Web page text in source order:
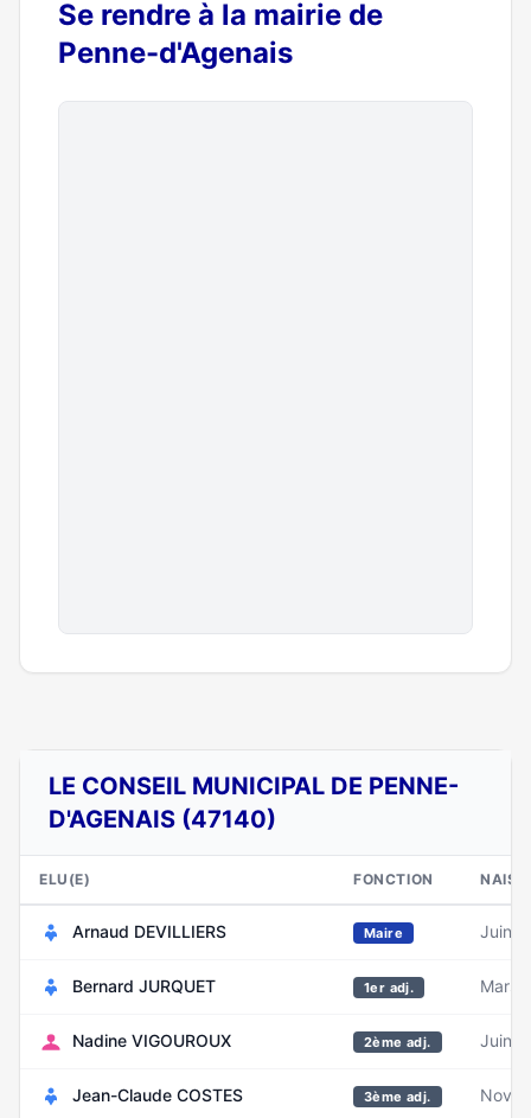
Se rendre à la mairie de
Penne-d'Agenais
LE CONSEIL MUNICIPAL DE PENNE-
D'AGENAIS (47140)
ELU(E) FONCTION
Arnaud DEVILLIERS Maire Juin
Bernard JURQUET 1er adj. Mars
Nadine VIGOUROUX 2ème adj. Juin
Jean-Claude COSTES 3ème adj.